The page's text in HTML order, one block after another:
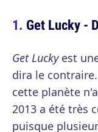
Get Lucky -
Get Luckyest
dira le
cette planète
2013 a été très
puisque